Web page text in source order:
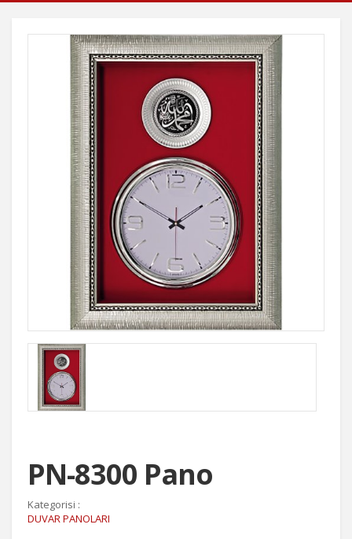
PN-8300 Pano
Kategorisi :
DUVAR PANOLARI